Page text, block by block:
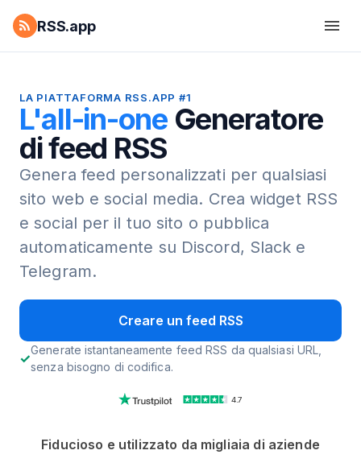
RSS.app
LA PIATTAFORMA RSS.APP #1
L'all-in-one Generatore
di feed RSS
Genera feed personalizzati per qualsiasi
sito web e social media. Crea widget RSS
e social per il tuo sito o pubblica
automaticamente su Discord, Slack e
Telegram.
Creare un feed RSS
Generate istantaneamente feed RSS da qualsiasi URL,
senza bisogno di codifica.
4.7
Fiducioso e utilizzato da migliaia di aziende